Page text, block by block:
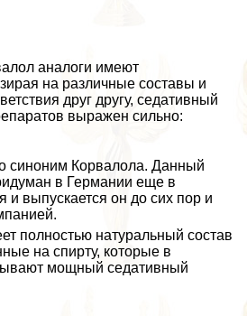
аналоги имеют
на различные составы и
друг другу, седативный
выражен сильно:
синоним Корвалола. Данный
в Германии еще в
и выпускается он до сих пор и
полностью натуральный состав
на спирту, которые в
мощный седативный